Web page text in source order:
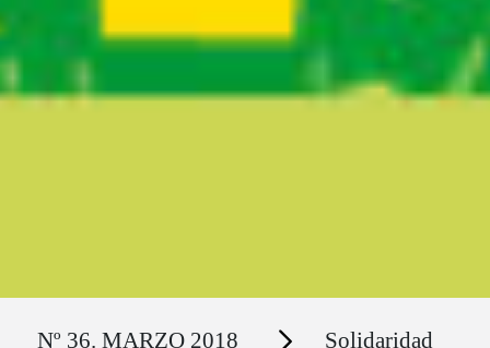
Nº 36. MARZO 2018 Secciones Solidaridad